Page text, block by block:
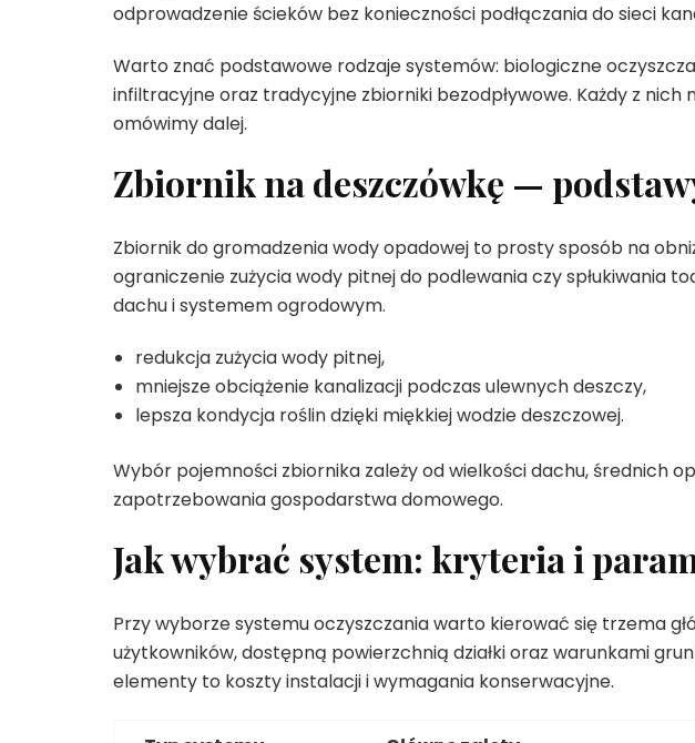
odprowadzenie ścieków bez konieczności podłączania do sieci
Warto znać podstawowe rodzaje systemów: biologiczne
infiltracyjne oraz tradycyjne zbiorniki bezodpływowe. Każdy z
omówimy dalej.
Zbiornik na deszczówkę —
Zbiornik do gromadzenia wody opadowej to prosty sposób na
ograniczenie zużycia wody pitnej do podlewania czy spłukiwania
dachu i systemem ogrodowym.
redukcja zużycia wody pitnej,
mniejsze obciążenie kanalizacji podczas ulewnych deszczy,
lepsza kondycja roślin dzięki miękkiej wodzie deszczowej.
Wybór pojemności zbiornika zależy od wielkości dachu, średnich
zapotrzebowania gospodarstwa domowego.
Jak wybrać system: kryteria i
Przy wyborze systemu oczyszczania warto kierować się trzema
użytkowników, dostępną powierzchnią działki oraz warunkami
elementy to koszty instalacji i wymagania konserwacyjne.